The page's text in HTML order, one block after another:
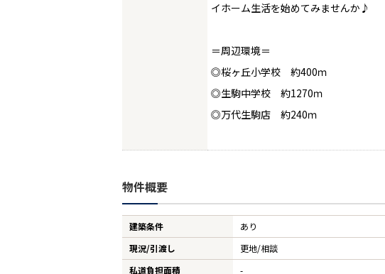
購入専門ページ
購入ガイド
新築一戸建て
中古一戸建て
売却
不動
イホーム生活を始めてみませんか♪
＝周辺環境＝
◎桜ヶ丘小学校 約400ｍ
◎生駒中学校 約1270ｍ
◎万代生駒店 約240ｍ
物件概要
建築条件 あり
現況/引渡し
更地/相談
私道負担面積
-